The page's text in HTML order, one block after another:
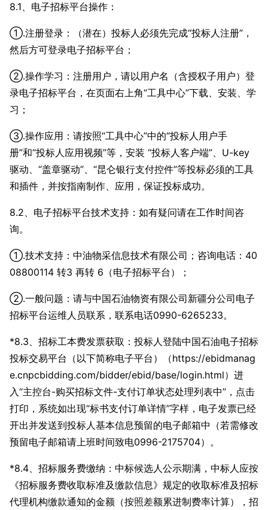
8.1、电子招标平台操作：
①.注册登录：（潜在）投标人必须先完成“投标人注册”，
然后方可登录电子招标平台；
②.操作学习：注册用户，请以用户名（含授权子用户）登
录电子招标平台，在页面右上角“工具中心”下载、安装、学
习；
③.操作应用：请按照“工具中心”中的“投标人用户手
册”和“投标人应用视频”等，安装 “投标人客户端”、U-key
驱动、“盖章驱动”、“昆仑银行支付控件”等投标必须的工具
和插件，并按指南制作、应用，保证投标成功。
8.2、电子招标平台技术支持：如有疑问请在工作时间咨
询。
①.技术支持：中油物采信息技术有限公司；咨询电话：40
08800114 转3 再转 6（电子招标平台）；
②.一般问题：请与中国石油物资有限公司新疆分公司电子
招标平台运维人员联系，联系电话0990-6265233。
*8.3、招标工本费发票获取：投标人登陆中国石油电子招标
投标交易平台（以下简称电子平台）（https://ebidmanag
e.cnpcbidding.com/bidder/ebid/base/login.html）进
入“主控台-购买招标文件-支付订单状态处理列表中”，点击
打印，系统如出现“标书支付订单详情”字样，电子发票已经
开出并发送到投标人基本信息预留的电子邮箱中（若需修改
预留电子邮箱请上班时间致电0996-2175704）。
*8.4、招标服务费缴纳：中标候选人公示期满，中标人应按
《招标服务费收取标准及缴款信息》规定的收取标准及招标
代理机构缴款通知的金额（按照差额累进制费率计算），招